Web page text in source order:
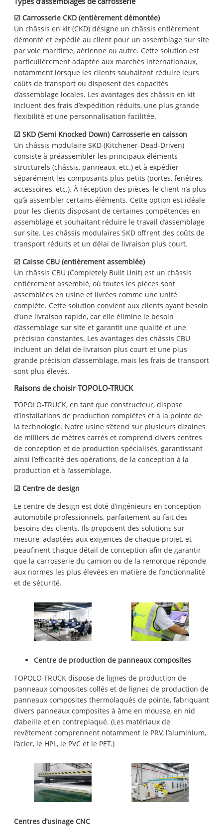
☑ Carrosserie CKD (entièrement démontée)
Un châssis en kit (CKD) désigne un châssis entièrement
démonté et expédié au client pour un assemblage sur site
par voie maritime, aérienne ou autre. Cette solution est
particulièrement adaptée aux marchés internationaux,
notamment lorsque les clients souhaitent réduire leurs
coûts de transport ou disposent des capacités
d’assemblage locales. Les avantages des châssis en kit
incluent des frais d’expédition réduits, une plus grande
flexibilité et une personnalisation facilitée.
☑ SKD (Semi Knocked Down) Carrosserie en caisson
Un châssis modulaire SKD (Kitchener-Dead-Driven)
consiste à préassembler les principaux éléments
structurels (châssis, panneaux, etc.) et à expédier
séparément les composants plus petits (portes, fenêtres,
accessoires, etc.). À réception des pièces, le client n’a plus
qu’à assembler certains éléments. Cette option est idéale
pour les clients disposant de certaines compétences en
assemblage et souhaitant réduire le travail d’assemblage
sur site. Les châssis modulaires SKD offrent des coûts de
transport réduits et un délai de livraison plus court.
☑ Caisse CBU (entièrement assemblée)
Un châssis CBU (Completely Built Unit) est un châssis
entièrement assemblé, où toutes les pièces sont
assemblées en usine et livrées comme une unité
complète. Cette solution convient aux clients ayant besoin
d’une livraison rapide, car elle élimine le besoin
d’assemblage sur site et garantit une qualité et une
précision constantes. Les avantages des châssis CBU
incluent un délai de livraison plus court et une plus
grande précision d’assemblage, mais les frais de transport
sont plus élevés.
Raisons de choisir TOPOLO-TRUCK
TOPOLO-TRUCK, en tant que constructeur, dispose
d’installations de production complètes et à la pointe de
la technologie. Notre usine s’étend sur plusieurs dizaines
de milliers de mètres carrés et comprend divers centres
de conception et de production spécialisés, garantissant
ainsi l’efficacité des opérations, de la conception à la
production et à l’assemblage.
☑ Centre de design
Le centre de design est doté d’ingénieurs en conception
automobile professionnels, parfaitement au fait des
besoins des clients. Ils proposent des solutions sur
mesure, adaptées aux exigences de chaque projet, et
peaufinent chaque détail de conception afin de garantir
que la carrosserie du camion ou de la remorque réponde
aux normes les plus élevées en matière de fonctionnalité
et de sécurité.
Centre de production de panneaux composites
TOPOLO-TRUCK dispose de lignes de production de
panneaux composites collés et de lignes de production de
panneaux composites thermolaqués de pointe, fabriquant
divers panneaux composites à âme en mousse, en nid
d’abeille et en contreplaqué. (Les matériaux de
revêtement comprennent notamment le PRV, l’aluminium,
l’acier, le HPL, le PVC et le PET.)
Centres d’usinage CNC